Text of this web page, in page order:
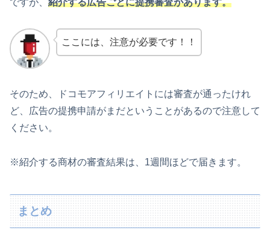
ですが、 紹介する広告ごとに提携審査があります。
ここには、注意が必要です！！
そのため、ドコモアフィリエイトには審査が通ったけれ
ど、広告の提携申請がまだということがあるので注意して
ください。
※紹介する商材の審査結果は、1週間ほどで届きます。
まとめ